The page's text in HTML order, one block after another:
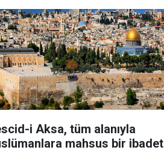
i Aksa, tüm alanıyla
mahsus bir ibadet